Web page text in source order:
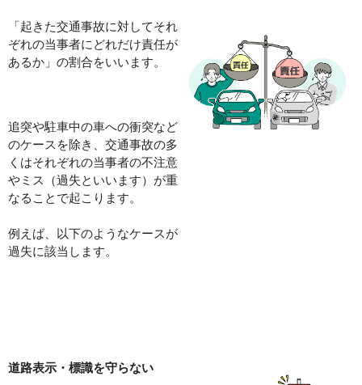
「 起きた交通事故に対してそれ
ぞれの当事者にどれだけ責任が
あるか 」の割合をいいます。
追突や駐車中の車への衝突など
のケースを除き、交通事故の多
くはそれぞれの当事者の不注意
やミス（過失といいます）が重
なることで起こります。
例えば、以下のようなケースが
過失に該当します。
道路表示・標識を守らない